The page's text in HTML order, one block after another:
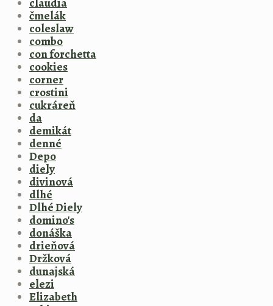
claudia
čmelák
coleslaw
combo
con forchetta
cookies
corner
crostini
cukráreň
da
demikát
denné
Depo
diely
divinová
dlhé
Dlhé Diely
domino's
donáška
drieňová
Držková
dunajská
elezi
Elizabeth